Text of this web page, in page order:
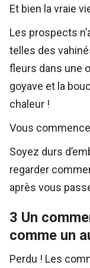
Et bien la vraie
Les prospects
telles des
fleurs dans une
goyave et la
chaleur !
Vous
Soyez durs
regarder
après vous
3 Un
comme un
Perdu ! Les